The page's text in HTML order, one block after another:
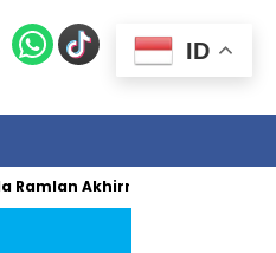
Akhirnya Angkat Bicara
ID